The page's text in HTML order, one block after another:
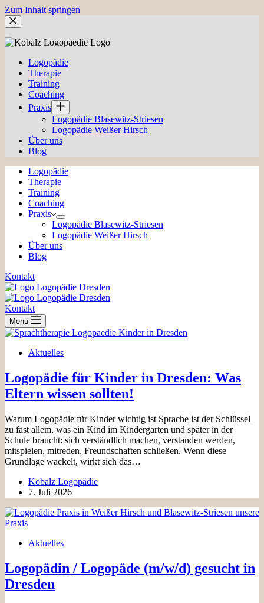
Zum Inhalt springen
Logopädie
Therapie
Training
Coaching
Praxis
Logopädie Blasewitz-Striesen
Logopädie Weißer Hirsch
Über uns
Blog
Logopädie
Therapie
Training
Coaching
Praxis
Logopädie Blasewitz-Striesen
Logopädie Weißer Hirsch
Über uns
Blog
Kontakt
Kontakt
Menü
Aktuelles
Logopädie für Kinder in Dresden: Was
Eltern wissen sollten!
Warum Logopädie für Kinder wichtig ist Sprache ist der Schlüssel
zu fast allem, was ein Kind im Kindergarten und später in der
Schule braucht: sich verständlich machen, verstanden werden,
mitspielen, mitreden, Freundschaften schließen. Wenn diese
Grundlage wackelt, wirkt sich das…
Kobalz Logopädie
7. Juli 2026
Aktuelles
Logopädin / Logopäde (m/w/d) gesucht in
Dresden